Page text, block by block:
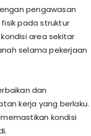
pengawasan
pada struktur
area sekitar
selama pekerjaan
dan
kerja yang berlaku.
kondisi